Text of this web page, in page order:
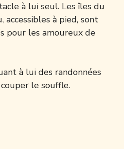
à lui seul. Les îles du
accessibles à pied, sont
pour les amoureux de
à lui des randonnées
le souffle.